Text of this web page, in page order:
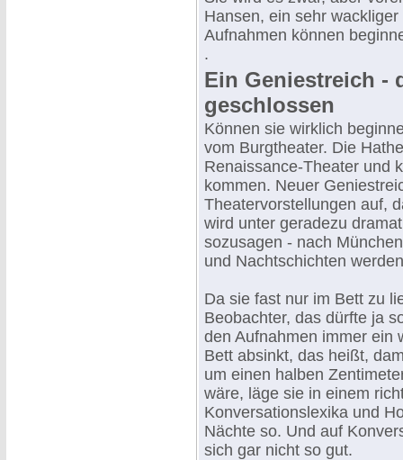
Hansen, ein sehr
Aufnahmen können
.
Ein Geniestreich -
geschlossen
Können sie wirklich
vom Burgtheater. Die
Renaissance-Theater und
kommen. Neuer
Theatervorstellungen auf,
wird unter geradezu
sozusagen - nach
und Nachtschichten
Da sie fast nur im Bett zu
Beobachter, das dürfte ja
den Aufnahmen immer ein
Bett absinkt, das heißt,
um einen halben
wäre, läge sie in einem
Konversationslexika und
Nächte so. Und auf
sich gar nicht so gut.